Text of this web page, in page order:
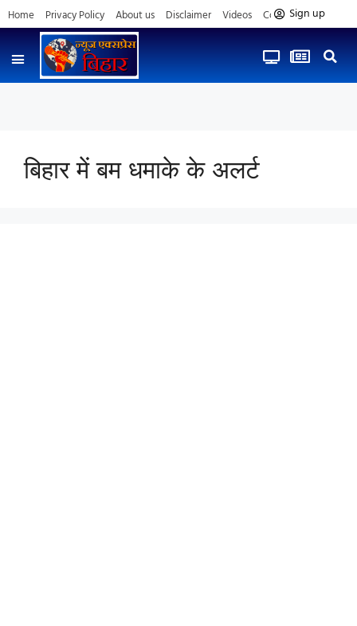
Home Privacy Policy About us Disclaimer Videos Contact us
Sign up
बिहार में बम धमाके के अलर्ट